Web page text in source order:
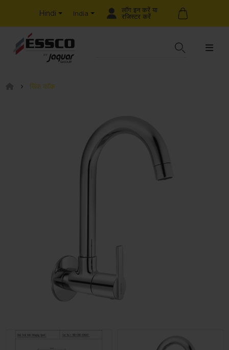
Hindi India
लॉग इन करें या
रजिस्टर करें
सिंक कॉक